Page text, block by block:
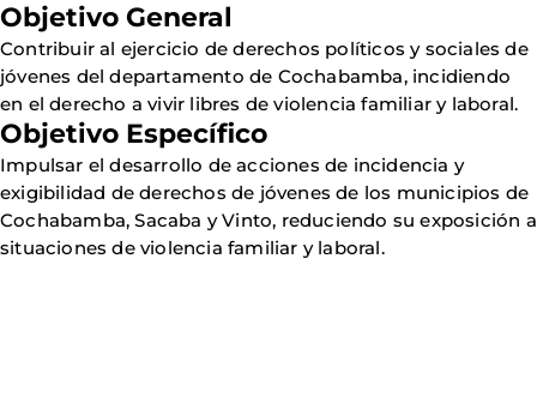
Objetivo General
Contribuir al ejercicio de derechos políticos y sociales de
jóvenes del departamento de Cochabamba, incidiendo
en el derecho a vivir libres de violencia familiar y laboral.
Objetivo Específico
Impulsar el desarrollo de acciones de incidencia y
exigibilidad de derechos de jóvenes de los municipios de
Cochabamba, Sacaba y Vinto, reduciendo su exposición a
situaciones de violencia familiar y laboral.